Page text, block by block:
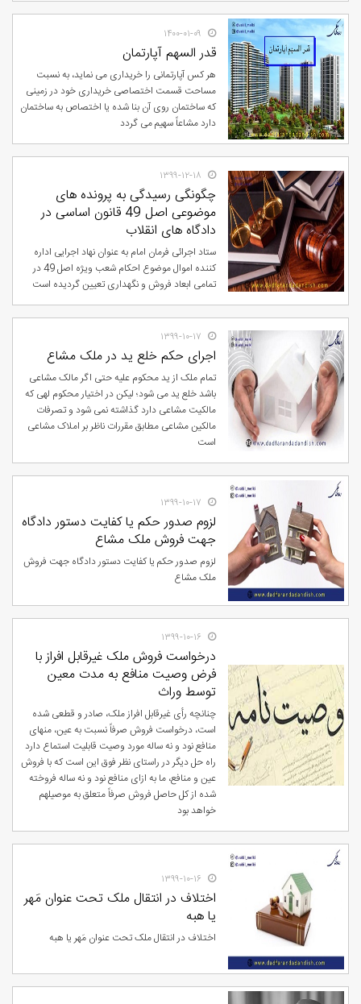
۱۴۰۰-۰۱-۰۹
قدر السهم آپارتمان
هر کس آپارتمانی را خریداری می نماید، به نسبت
مساحت قسمت اختصاصی خریداری خود در زمینی
که ساختمان روی آن بنا شده یا اختصاص به ساختمان
دارد مشاعاً سهیم می گردد
۱۳۹۹-۱۲-۱۸
چگونگی رسیدگی به پرونده های
موضوعی اصل 49 قانون اساسی در
دادگاه های انقلاب
ستاد اجرائی فرمان امام به عنوان نهاد اجرایی اداره
کننده اموال موضوع احکام شعب ویژه اصل 49 در
تمامی ابعاد فروش و نگهداری تعیین گردیده است
۱۳۹۹-۱۰-۱۷
اجرای حکم خلع ید در ملک مشاع
تمام ملک از ید محکوم علیه حتی اگر مالک مشاعی
باشد خلع ید می شود؛ لیکن در اختیار محکوم لهی که
مالکیت مشاعی دارد گذاشته نمی شود و تصرفات
مالکین مشاعی مطابق مقررات ناظر بر املاک مشاعی
است
۱۳۹۹-۱۰-۱۷
لزوم صدور حکم یا کفایت دستور دادگاه
جهت فروش ملک مشاع
لزوم صدور حکم یا کفایت دستور دادگاه جهت فروش
ملک مشاع
۱۳۹۹-۱۰-۱۶
درخواست فروش ملک غیرقابل افراز با
فرض وصیت منافع به مدت معین
توسط وراث
چنانچه رأی غیرقابل افراز ملک، صادر و قطعی شده
است، درخواست فروش صرفاً نسبت به عین، منهای
منافع نود و نه ساله مورد وصیت قابلیت استماع دارد
راه حل دیگر در راستای نظر فوق این است که با فروش
عین و منافع، ما به ازای منافع نود و نه ساله فروخته
شده از کل حاصل فروش صرفاً متعلق به موصیلهم
خواهد بود
۱۳۹۹-۱۰-۱۶
اختلاف در انتقال ملک تحت عنوان مَهر
یا هبه
اختلاف در انتقال ملک تحت عنوان مَهر یا هبه